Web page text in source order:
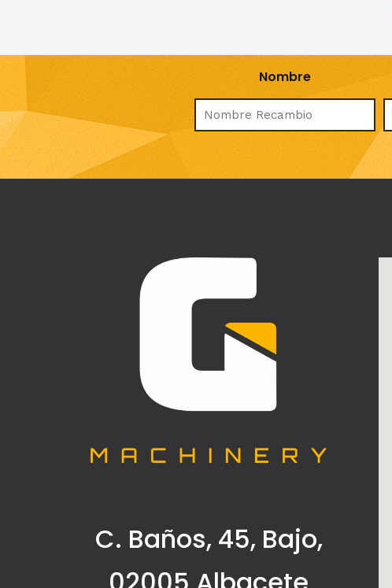
Nombre
C. Baños, 45, Bajo,